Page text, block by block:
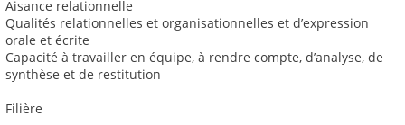
Aisance relationnelle
Qualités relationnelles et organisationnelles et d’expression
orale et écrite
Capacité à travailler en équipe, à rendre compte, d’analyse, de
synthèse et de restitution
Filière